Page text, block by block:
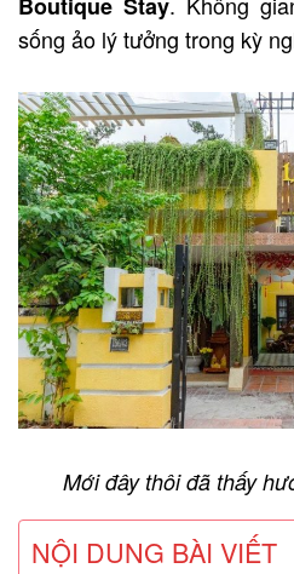
sống ảo lý tưởng trong kỳ
Mới đây thôi đã thấy
NỘI DUNG BÀI VIẾT